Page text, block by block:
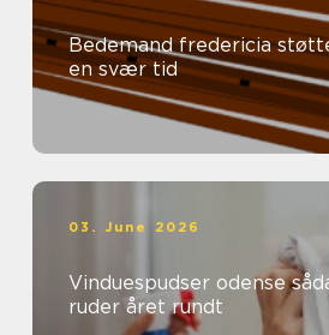
Bedemand fredericia støtte og overblik i
en svær tid
03. June 2026
Vinduespudser odense sådan får du rene
ruder året rundt